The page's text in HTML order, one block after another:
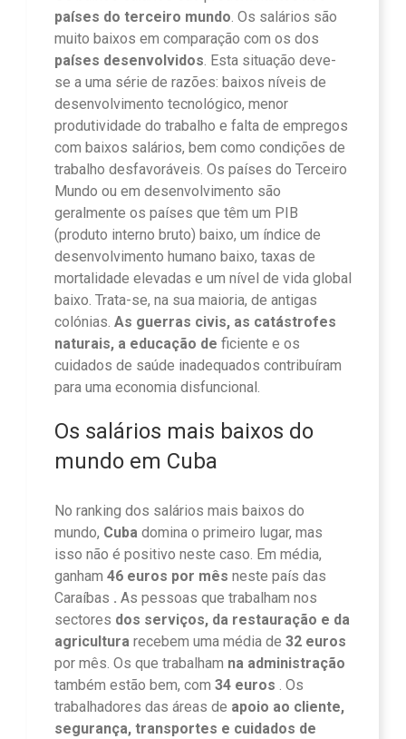
países do terceiro mundo. Os salários são
muito baixos em comparação com os dos
países desenvolvidos. Esta situação deve-
se a uma série de razões: baixos níveis de
desenvolvimento tecnológico, menor
produtividade do trabalho e falta de empregos
com baixos salários, bem como condições de
trabalho desfavoráveis. Os países do Terceiro
Mundo ou em desenvolvimento são
geralmente os países que têm um PIB
(produto interno bruto) baixo, um índice de
desenvolvimento humano baixo, taxas de
mortalidade elevadas e um nível de vida global
baixo. Trata-se, na sua maioria, de antigas
colónias. As guerras civis, as catástrofes
naturais, a educação de ficiente e os
cuidados de saúde inadequados contribuíram
para uma economia disfuncional.
Os salários mais baixos do
mundo em Cuba
No ranking dos salários mais baixos do
mundo, Cuba domina o primeiro lugar, mas
isso não é positivo neste caso. Em média,
ganham 46 euros por mês neste país das
Caraíbas . As pessoas que trabalham nos
sectores dos serviços, da restauração e da
agricultura recebem uma média de 32 euros
por mês. Os que trabalham na administração
também estão bem, com 34 euros . Os
trabalhadores das áreas de apoio ao cliente,
segurança, transportes e cuidados de